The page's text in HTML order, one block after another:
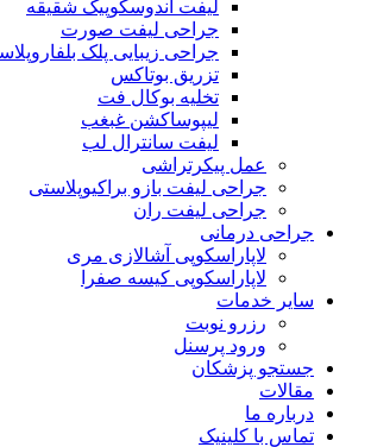
لیفت اندوسکوپیک شقیقه
جراحی لیفت صورت
جراحی زیبایی پلک
تزریق بوتاکس
تخلیه بوکال فت
لیپوساکشن غبغب
لیفت سانترال لب
عمل پیکرتراشی
جراحی لیفت بازو براکیوپلاستی
جراحی لیفت ران
جراحی درمانی
لاپاراسکوپی آشالازی مری
لاپاراسکوپی کیسه صفرا
سایر خدمات
رزرو نوبت
ورود پرسنل
جستجو پزشکان
مقالات
درباره ما
تماس با کلینیک